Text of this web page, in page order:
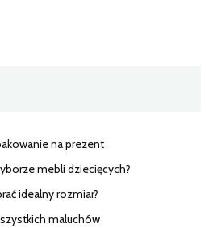
na prezent
mebli dziecięcych?
idealny rozmiar?
maluchów